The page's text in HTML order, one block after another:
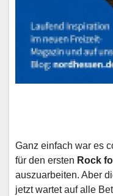
Ganz einfach war es
für den ersten Rock
auszuarbeiten. Aber
jetzt wartet auf alle